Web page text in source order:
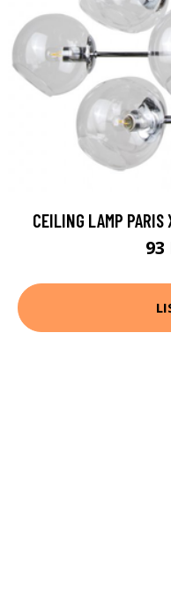
CEILING LAMP
93